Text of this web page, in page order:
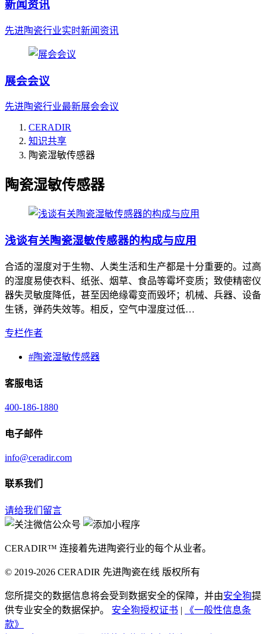
新闻资讯
先进陶瓷行业实时新闻资讯
展会会议
先进陶瓷行业最新展会会议
CERADIR
知识共享
陶瓷湿敏传感器
陶瓷湿敏传感器
浅谈有关陶瓷湿敏传感器的构成与应用
合适的湿度对于生物、人类生活和生产都是十分重要的。过高
的湿度易使衣料、纸张、烟草、食品等霉坏变质；致使精密仪
器失灵敏度降低，甚至因绝缘霉变而毁坏；机械、兵器、设备
生锈，弹药失效等。相反，空气中湿度过低…
专栏作者
#陶瓷湿敏传感器
客服电话
400-186-1880
电子邮件
info@ceradir.com
联系我们
请给我们留言
CERADIR™ 连接着先进陶瓷行业的每个从业者。
© 2019-2026 CERADIR 先进陶瓷在线 版权所有
您所提交的数据信息将会受到数据安全的保障，并由安全狗提
供专业安全的数据保护。 安全狗授权证书 |
《一般性信息条
款》